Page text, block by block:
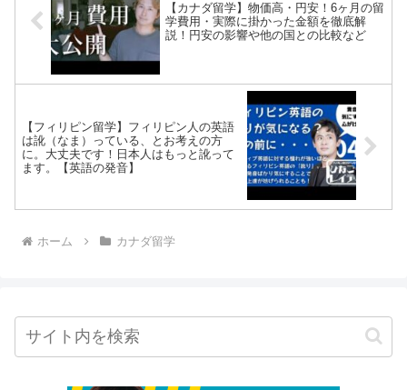
【カナダ留学】物価高・円安！6ヶ月の留
学費用・実際に掛かった金額を徹底解
説！円安の影響や他の国との比較など
【フィリピン留学】フィリピン人の英語
は訛（なま）っている、とお考えの方
に。大丈夫です！日本人はもっと訛って
ます。【英語の発音】
ホーム カナダ留学